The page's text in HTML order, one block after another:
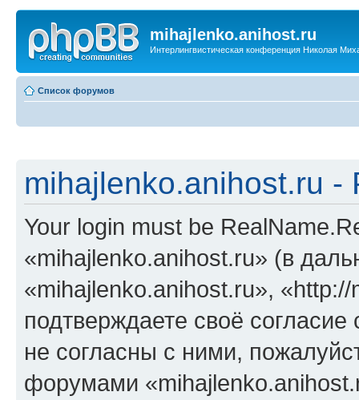
mihajlenko.anihost.ru
Интерлингвистическая конференция Николая
Список форумов
mihajlenko.anihost.ru -
Your login must be
«mihajlenko.anihost.ru» (в
«mihajlenko.anihost.ru»,
подтверждаете своё
не согласны с ними,
форумами